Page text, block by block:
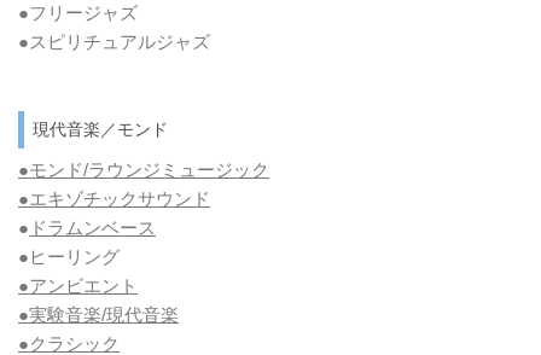
●フリージャズ
●スピリチュアルジャズ
現代音楽／モンド
●モンド/ラウンジミュージック
●エキゾチックサウンド
● ドラムンベース
●ヒーリング
●アンビエント
●実験音楽/現代音楽
●クラシック